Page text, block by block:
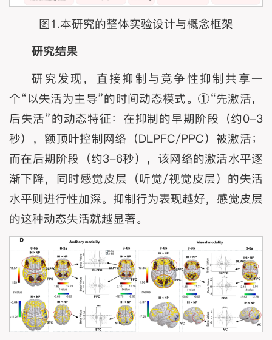
图1.本研究的整体实验设计与概念框架
研究结果
研究发现，直接抑制与竞争性抑制共享一
个“以失活为主导”的时间动态模式。①“先激活，
后失活”的动态特征：在抑制的早期阶段（约0-3
秒），额顶叶控制网络（DLPFC/PPC）被激活；
而在后期阶段（约3-6秒），该网络的激活水平逐
渐下降，同时感觉皮层（听觉/视觉皮层）的失活
水平则进行性加深。抑制行为表现越好，感觉皮层
的这种动态失活就越显著。